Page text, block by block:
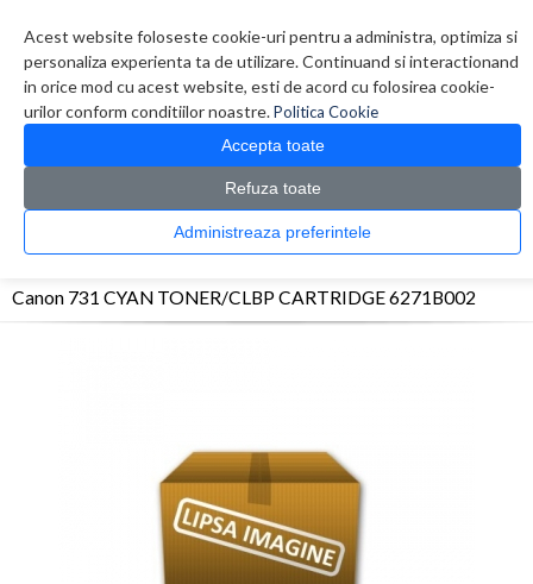
Acest website foloseste cookie-uri pentru a administra, optimiza si
personaliza experienta ta de utilizare. Continuand si interactionand
in orice mod cu acest website, esti de acord cu folosirea cookie-
urilor conform conditiilor noastre.Politica Cookie
Accepta toate
Refuza toate
Administreaza preferintele
0 produs(e)
CATALOG PRODUSE
Consumabile originale > Toner > Canon 731 CYAN TONER/CLBP
Canon 731 CYAN TONER/CLBP CARTRIDGE 6271B002